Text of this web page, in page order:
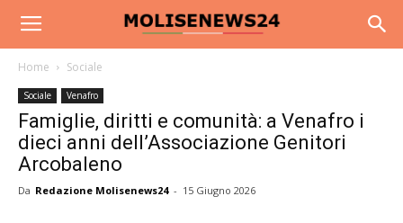
Home Sociale
Sociale Venafro
Famiglie, diritti e comunità: a Venafro i
dieci anni dell’Associazione Genitori
Arcobaleno
Da Redazione Molisenews24 - 15 Giugno 2026